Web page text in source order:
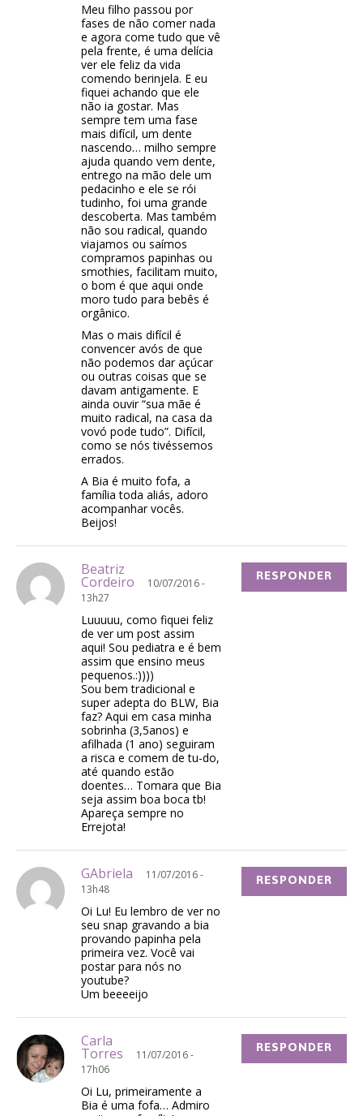
Meu filho passou por
fases de não comer nada
e agora come tudo que vê
pela frente, é uma delícia
ver ele feliz da vida
comendo berinjela. E eu
fiquei achando que ele
não ia gostar. Mas
sempre tem uma fase
mais difícil, um dente
nascendo… milho sempre
ajuda quando vem dente,
entrego na mão dele um
pedacinho e ele se rói
tudinho, foi uma grande
descoberta. Mas também
não sou radical, quando
viajamos ou saímos
compramos papinhas ou
smothies, facilitam muito,
o bom é que aqui onde
moro tudo para bebês é
orgânico.
Mas o mais difícil é
convencer avós de que
não podemos dar açúcar
ou outras coisas que se
davam antigamente. E
ainda ouvir “sua mãe é
muito radical, na casa da
vovó pode tudo”. Difícil,
como se nós tivéssemos
errados.
A Bia é muito fofa, a
família toda aliás, adoro
acompanhar vocês.
Beijos!
Beatriz
Cordeiro
10/07/2016 -
13h27
Luuuuu, como fiquei feliz
de ver um post assim
aqui! Sou pediatra e é bem
assim que ensino meus
pequenos.:))))
Sou bem tradicional e
super adepta do BLW, Bia
faz? Aqui em casa minha
sobrinha (3,5anos) e
afilhada (1 ano) seguiram
a risca e comem de tu-do,
até quando estão
doentes… Tomara que Bia
seja assim boa boca tb!
Apareça sempre no
Errejota!
RESPONDER
GAbriela
11/07/2016 -
13h48
Oi Lu! Eu lembro de ver no
seu snap gravando a bia
provando papinha pela
primeira vez. Você vai
postar para nós no
youtube?
Um beeeeijo
RESPONDER
Carla
Torres
11/07/2016 -
17h06
Oi Lu, primeiramente a
Bia é uma fofa… Admiro
RESPONDER